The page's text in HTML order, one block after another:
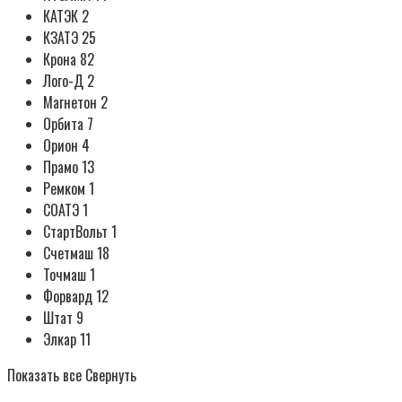
КАТЭК 2
КЗАТЭ 25
Крона 82
Лого-Д 2
Магнетон 2
Орбита 7
Орион 4
Прамо 13
Ремком 1
СОАТЭ 1
СтартВольт 1
Счетмаш 18
Точмаш 1
Форвард 12
Штат 9
Элкар 11
Показать все Свернуть